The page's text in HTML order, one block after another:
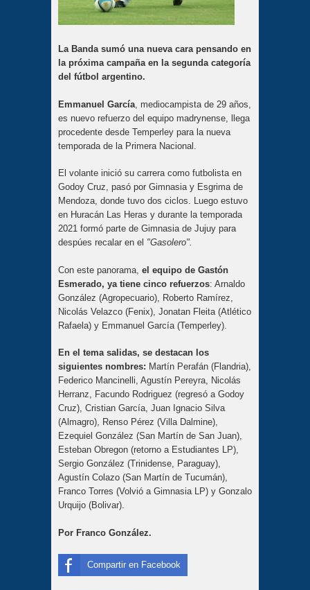
La Banda sumó una nueva cara pensando en
la próxima campaña en la segunda categoría
del fútbol argentino.
Emmanuel García , mediocampista de 29 años,
es nuevo refuerzo del equipo madrynense, llega
procedente desde Temperley para la nueva
temporada de la Primera Nacional.
El volante inició su carrera como futbolista en
Godoy Cruz, pasó por Gimnasia y Esgrima de
Mendoza, donde tuvo dos ciclos. Luego estuvo
en Huracán Las Heras y durante la temporada
2021 formó parte de Gimnasia de Jujuy para
despúes recalar en el "Gasolero".
Con este panorama, el equipo de Gastón
Esmerado, ya tiene cinco refuerzos: Arnaldo
González (Agropecuario), Roberto Ramírez,
Nicolás Velazco (Fenix), Jonatan Fleita (Atlético
Rafaela) y Emmanuel García (Temperley).
En el tema salidas, se destacan los
siguientes nombres: Martín Perafán (Flandria),
Federico Mancinelli, Agustín Pereyra, Nicolás
Herranz, Facundo Rodriguez (regresó a Godoy
Cruz), Cristian García, Juan Ignacio Silva
(Almagro), Renso Pérez (Villa Dalmine),
Ezequiel González (San Martín de San Juan),
Esteban Obregon (retorno a Estudiantes LP),
Sergio González (Trinidense, Paraguay),
Agustín Colazo (San Martín de Tucumán),
Franco Torres (Volvió a Gimnasia LP) y Gonzalo
Urquijo (Bolivar).
Por Franco González.
Compartir en Facebook